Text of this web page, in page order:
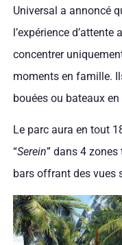
Universal a annoncé
l’expérience
concentrer
moments en famille.
bouées ou bateaux
Le parc aura en tout
“Serein” dans 4
bars offrant des vues